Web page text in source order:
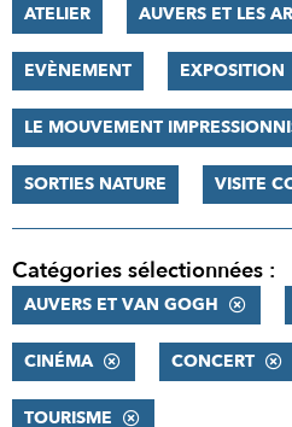
ATELIER AUVERS ET LES
EVÈNEMENT EXPOSITION
LE MOUVEMENT
SORTIES NATURE VISITE
Catégories sélectionnées :
AUVERS ET VAN GOGH
CINÉMA CONCERT
TOURISME